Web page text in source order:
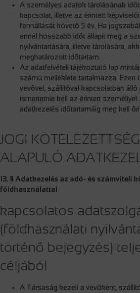
A személyes adatok tárolásának
kapcsolat, illetve az érintett
fennállását követő 5 év. Ha
ennél hosszabb időt állapít meg a
nyilvántartására, illetve tárolására,
meghatározott időtartam.
Az adatfelvételi tájékoztató lap
számú melléklete tartalmazza. Ezen
vevővel, szállítóval kapcsolatban
ismertetnie kell az érintett
adatkezelés időtartamáig meg kell
JOGI
ALAPULÓ
13. § Adatkezelés az adó- és számviteli
földhasználattal
kapcsolatos
(földhasználati
történő bejegyzés)
céljából
A Társaság kezeli a vevőként,